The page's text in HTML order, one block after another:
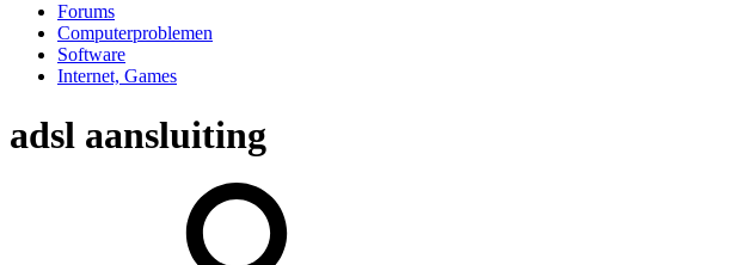
Forums
Computerproblemen
Software
Internet, Games
adsl aansluiting